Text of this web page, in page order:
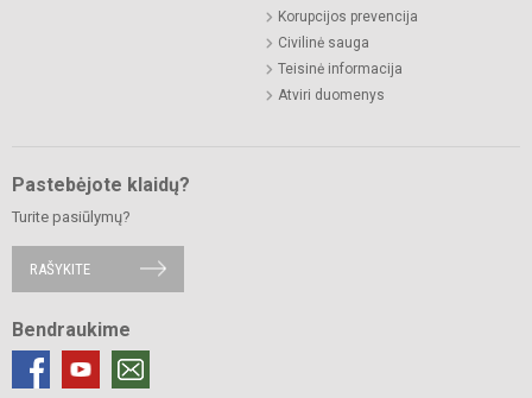
Korupcijos prevencija
Civilinė sauga
Teisinė informacija
Atviri duomenys
Pastebėjote klaidų?
Turite pasiūlymų?
RAŠYKITE
Bendraukime